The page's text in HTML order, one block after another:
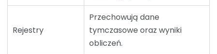
Rejestry
Przechowują dane
tymczasowe oraz wyniki
obliczeń.